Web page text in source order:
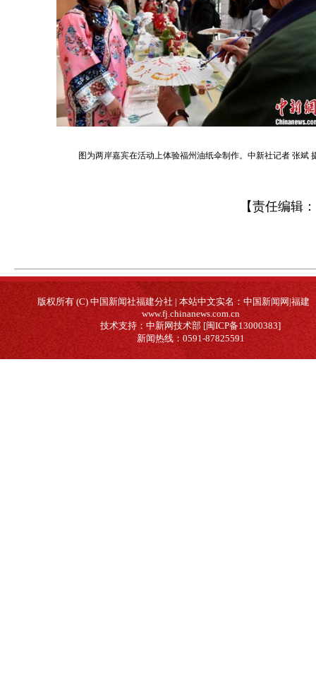
图为两岸嘉宾在活动上体验福州油纸伞制作。中新社记者 张斌
【责任编辑：
版权所有 (C) 中国新闻社福建分社 | 本站中文实名：中国新闻网|福建
www.fj.chinanews.com.cn
技术支持：中新网技术部 [闽ICP备13000383]
新闻热线：0591-87825591